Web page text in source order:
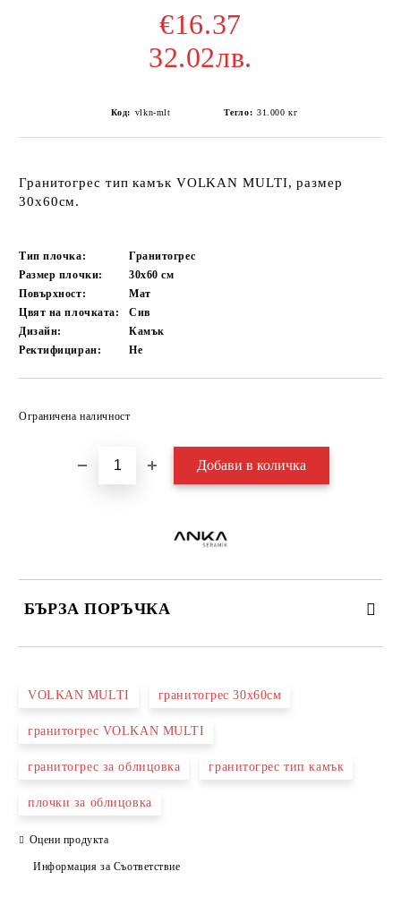
€16.37
32.02лв.
Код: vlkn-mlt Тегло: 31.000 кг
Гранитогрес тип камък VOLKAN MULTI, размер
30x60см.
Тип плочка:
Гранитогрес
Размер плочки:
30x60см
Повърхност:
Мат
Цвят на плочката:
Сив
Дизайн:
Камък
Ректифициран:
Не
Ограничена наличност
БЪРЗА ПОРЪЧКА
Ние ще се свържем с вас в рамките на работния ден.
VOLKAN MULTI гранитогрес 30х60см
гранитогрес VOLKAN MULTI
гранитогрес за облицовка гранитогрес тип камък
плочки за облицовка
Оцени продукта
Информация за Съответствие